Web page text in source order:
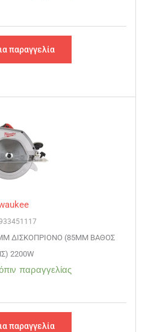
παραγγελία
ΔΙΣΚΟΠΡΙΟΝΟ (85ΜΜ ΒΑΘΟΣ
2200W
παραγγελίας
παραγγελία